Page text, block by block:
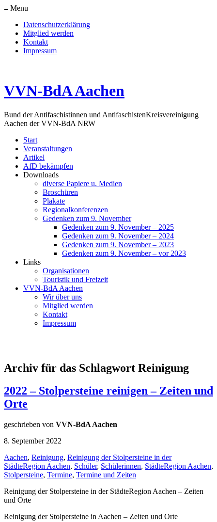
≡ Menu
Datenschutzerklärung
Mitglied werden
Kontakt
Impressum
VVN-BdA Aachen
Bund der Antifaschistinnen und AntifaschistenKreisvereinigung
Aachen der VVN-BdA NRW
Start
Veranstaltungen
Artikel
AfD bekämpfen
Downloads
diverse Papiere u. Medien
Broschüren
Plakate
Regionalkonferenzen
Gedenken zum 9. November
Gedenken zum 9. November – 2025
Gedenken zum 9. November – 2024
Gedenken zum 9. November – 2023
Gedenken zum 9. November – vor 2023
Links
Organisationen
Touristik und Freizeit
VVN-BdA Aachen
Wir über uns
Mitglied werden
Kontakt
Impressum
Archiv für das Schlagwort Reinigung
2022 – Stolpersteine reinigen – Zeiten und
Orte
geschrieben von VVN-BdA Aachen
8. September 2022
Aachen, Reinigung, Reinigung der Stolpersteine in der
StädteRegion Aachen, Schüler, Schülerinnen, StädteRegion Aachen,
Stolpersteine, Termine, Termine und Zeiten
Reinigung der Stolpersteine in der StädteRegion Aachen – Zeiten
und Orte
Reinigung der Stolpersteine in Aachen – Zeiten und Orte